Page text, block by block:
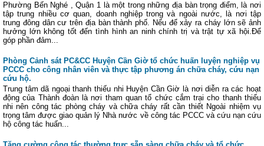
Phường Bến Nghé , Quận 1 là một trong những địa bàn trọng điểm, là nơi
tập trung nhiều cơ quan, doanh nghiệp trong và ngoài nước, là nơi tập
trung đông dân cư trên địa bàn thành phố. Nếu để xảy ra cháy lớn sẽ ảnh
hưởng lớn không tốt đến tình hình an ninh chính trị và trật tự xã hội.Để
góp phần đảm...
Phòng Cảnh sát PC&CC Huyện Cần Giờ tổ chức huấn luyện nghiệp vụ
PCCC cho công nhân viên và thực tập phương án chữa cháy, cứu nạn
cứu hộ.
Trung tâm dã ngoại thanh thiếu nhi Huyện Cần Giờ là nơi diễn ra các hoạt
động của Thành đoàn là nơi tham quan tổ chức cắm trại cho thanh thiếu
nhi nên công tác phòng cháy và chữa cháy rất cần thiết Ngoài nhiệm vụ
trọng tâm được giao quản lý Nhà nước về công tác PCCC và cứu nạn cứu
hộ công tác huấn...